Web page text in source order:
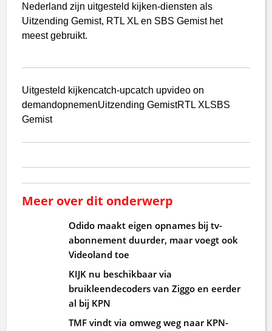
Nederland zijn uitgesteld kijken-diensten als
Uitzending Gemist, RTL XL en SBS Gemist het
meest gebruikt.
Uitgesteld kijkencatch-upcatch upvideo on
demandopnemenUitzending GemistRTL XLSBS
Gemist
Meer over dit onderwerp
Odido maakt eigen opnames bij tv-
abonnement duurder, maar voegt ook
Videoland toe
KIJK nu beschikbaar via
bruikleendecoders van Ziggo en eerder
al bij KPN
TMF vindt via omweg weg naar KPN-